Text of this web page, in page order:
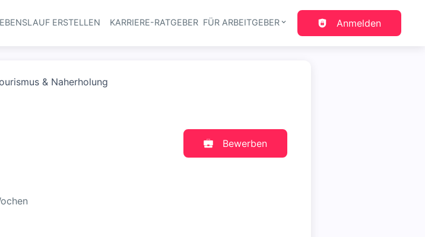
Haupt-Navigation
ERSTELLEN KARRIERE-RATGEBER FÜR ARBEITGEBER Anmelden
& Naherholung
:
Bewerben